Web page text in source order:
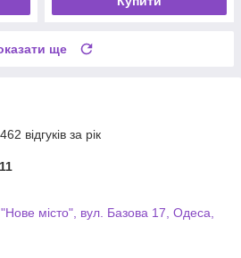
ще
відгуків за рік
місто", вул. Базова 17, Одеса,